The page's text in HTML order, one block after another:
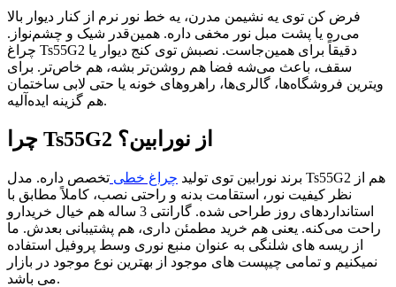
فرض کن توی یه نشیمن مدرن، یه خط نور نرم از کنار دیوار بالا
می‌ره یا پشت مبل نور مخفی داره. همین‌قدر شیک و چشم‌نواز.
چراغ Ts55G2 دقیقاً برای همین‌جاست. نصبش توی کنج دیوار یا
سقف، باعث می‌شه فضا هم روشن‌تر بشه، هم خاص‌تر. برای
ویترین فروشگاه‌ها، گالری‌ها، راهروهای خونه یا حتی لابی ساختمان
هم گزینه ایده‌آلیه.
چرا Ts55G2 از نورابین؟
برند نورابین توی تولید چراغ‌ خطی تخصص داره. مدل Ts55G2 هم از
نظر کیفیت نور، استقامت بدنه و راحتی نصب، کاملاً مطابق با
استانداردهای روز طراحی شده. گارانتی 3 ساله هم خیال خریدارو
راحت می‌کنه. یعنی هم خرید مطمئن داری، هم پشتیبانی بعدش. ما
از ریسه های شلنگی به عنوان منبع نوری وسط پروفیل استفاده
نمیکنیم و تمامی چیپست های موجود از بهترین نوع موجود در بازار
می باشد.